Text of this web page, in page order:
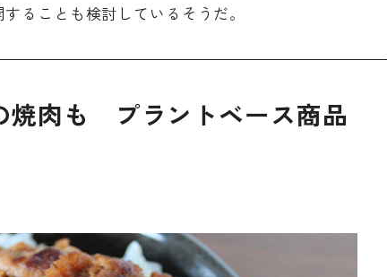
ることも検討しているそうだ。
焼肉も プラントベース商品